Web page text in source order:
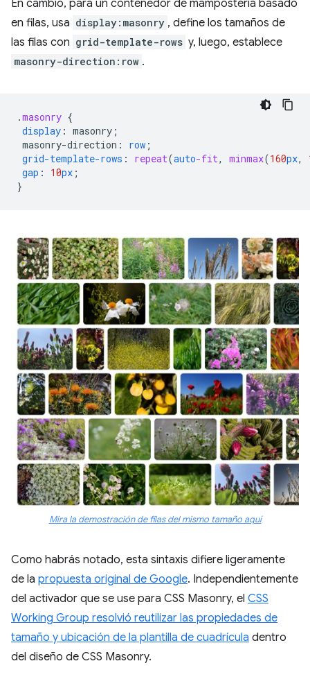
En cambio, para un contenedor de mampostería basado
en filas, usa display:masonry , define los tamaños de
las filas con grid-template-rows y, luego, establece
masonry-direction:row .
.masonry {
display : masonry ;
masonry-direction : row ;
grid-template-rows : repeat(auto-fit, minmax(160px,
gap : 10px ;
}
Mira la demostración de filas del mismo tamaño aquí
Como habrás notado, esta sintaxis difiere ligeramente
de la propuesta original de Google. Independientemente
del activador que se use para CSS Masonry, el CSS
Working Group resolvió reutilizar las propiedades de
tamaño y ubicación de la plantilla de cuadrícula dentro
del diseño de CSS Masonry.